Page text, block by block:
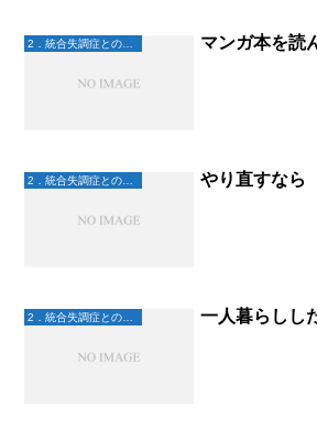
マンガ本を読
やり直すなら
一人暮らしし